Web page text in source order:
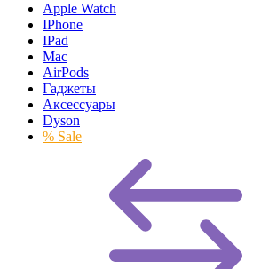
Apple Watch
IPhone
IPad
Mac
AirPods
Гаджеты
Аксессуары
Dyson
% Sale